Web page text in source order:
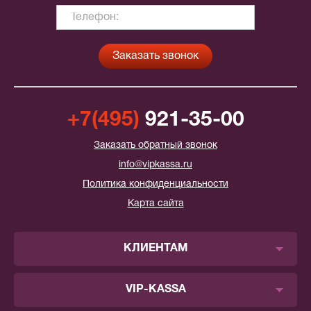
+7(495) 921-35-00
Заказать обратный звонок
info@vipkassa.ru
Политика конфиденциальности
Карта сайта
КЛИЕНТАМ
VIP-KASSA